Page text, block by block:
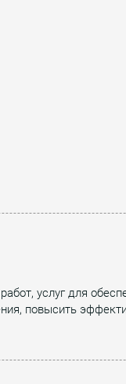
услуг для
повысить